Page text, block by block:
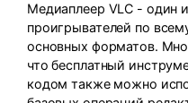
Медиаплеер VLC - один
проигрывателей по
основных форматов.
что бесплатный
кодом также можно